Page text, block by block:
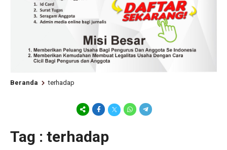
Beranda terhadap
Tag : terhadap